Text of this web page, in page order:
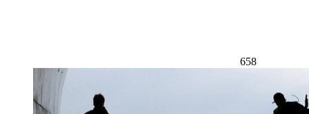
658